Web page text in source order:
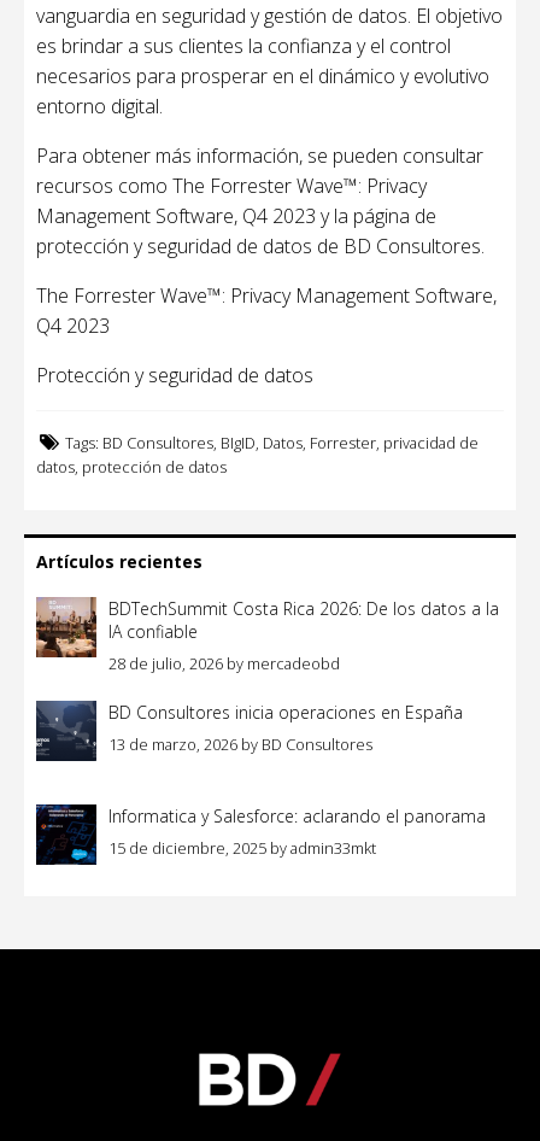
vanguardia en seguridad y gestión de datos. El objetivo
es brindar a sus clientes la confianza y el control
necesarios para prosperar en el dinámico y evolutivo
entorno digital.
Para obtener más información, se pueden consultar
recursos como The Forrester Wave™: Privacy
Management Software, Q4 2023 y la página de
protección y seguridad de datos de BD Consultores.
The Forrester Wave™: Privacy Management Software,
Q4 2023
Protección y seguridad de datos
Tags: BD Consultores, BIgID, Datos, Forrester, privacidad de
datos, protección de datos
Artículos recientes
BDTechSummit Costa Rica 2026: De los datos a la
IA confiable
28 de julio, 2026 by mercadeobd
BD Consultores inicia operaciones en España
13 de marzo, 2026 by BD Consultores
Informatica y Salesforce: aclarando el panorama
15 de diciembre, 2025 byadmin33mkt